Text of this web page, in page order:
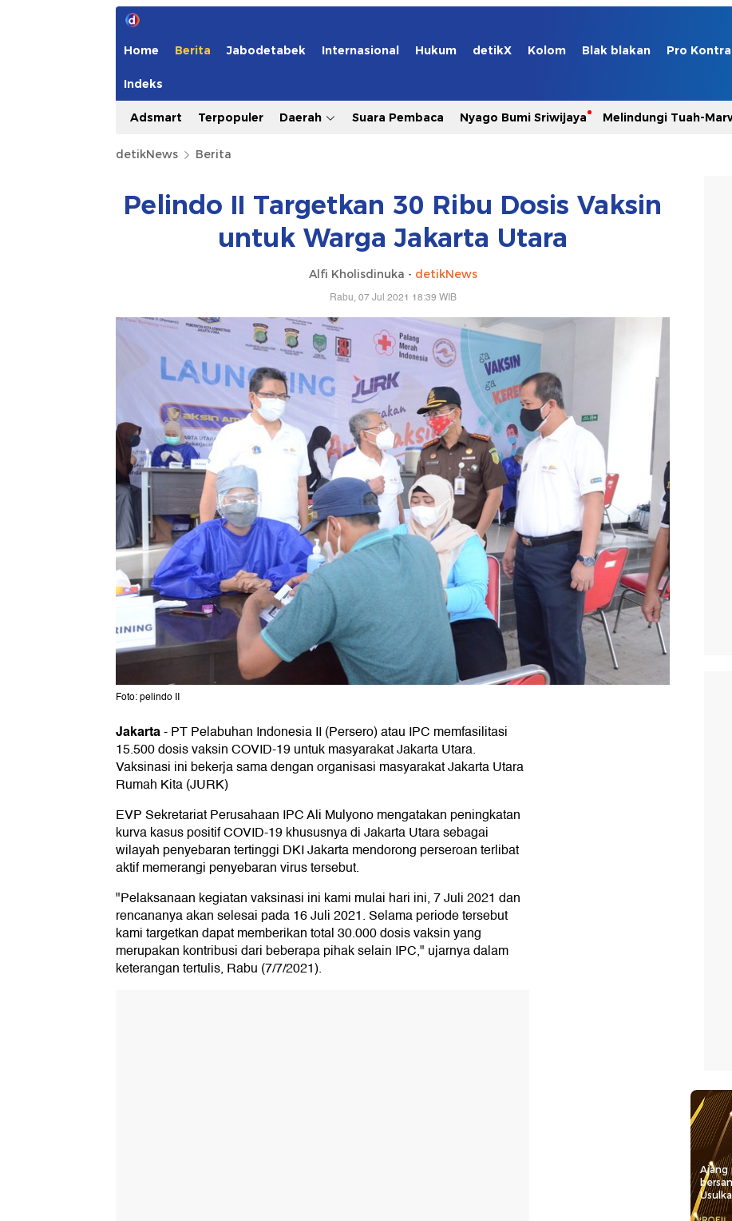
Home Berita Jabodetabek Internasional Hukum detikX Kolom Blak blakan Pro Kontra
Indeks
Adsmart Terpopuler Daerah Suara Pembaca Nyago Bumi Sriwijaya Melindungi Tuah-
detikNews Berita
Pelindo II Targetkan 30 Ribu Dosis Vaksin
untuk Warga Jakarta Utara
Alfi Kholisdinuka - detikNews
Rabu, 07 Jul 2021 18:39 WIB
Foto: pelindo II
Jakarta-PT Pelabuhan Indonesia II (Persero) atau IPC memfasilitasi
15.500 dosis vaksin COVID-19 untuk masyarakat Jakarta Utara.
Vaksinasi ini bekerja sama dengan organisasi masyarakat Jakarta Utara
Rumah Kita (JURK)
EVP Sekretariat Perusahaan IPC Ali Mulyono mengatakan peningkatan
kurva kasus positif COVID-19 khususnya di Jakarta Utara sebagai
wilayah penyebaran tertinggi DKI Jakarta mendorong perseroan terlibat
aktif memerangi penyebaran virus tersebut.
"Pelaksanaan kegiatan vaksinasi ini kami mulai hari ini, 7 Juli 2021 dan
rencananya akan selesai pada 16 Juli 2021. Selama periode tersebut
kami targetkan dapat memberikan total 30.000 dosis vaksin yang
merupakan kontribusi dari beberapa pihak selain IPC," ujarnya dalam
keterangan tertulis, Rabu (7/7/2021).
Ajang